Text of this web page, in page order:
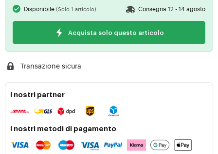
Disponibile(Solo 1 articolo) Consegna 12 - 14 agosto
Acquista solo questo articolo
Transazione sicura
I nostri partner
I nostri metodi di pagamento